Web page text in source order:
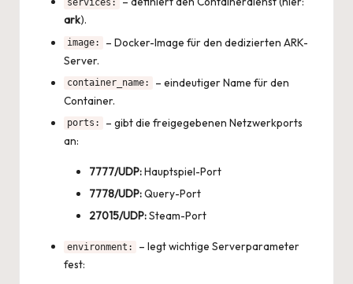
services:
ark).
image:
– Docker-Image für den dedizierten ARK-
Server.
container_name:
– eindeutiger Name für den
Container.
ports:
– gibt die freigegebenen Netzwerkports
an:
7777/UDP:Hauptspiel-Port
7778/UDP:Query-Port
27015/UDP:Steam-Port
environment:
– legt wichtige Serverparameter
fest: